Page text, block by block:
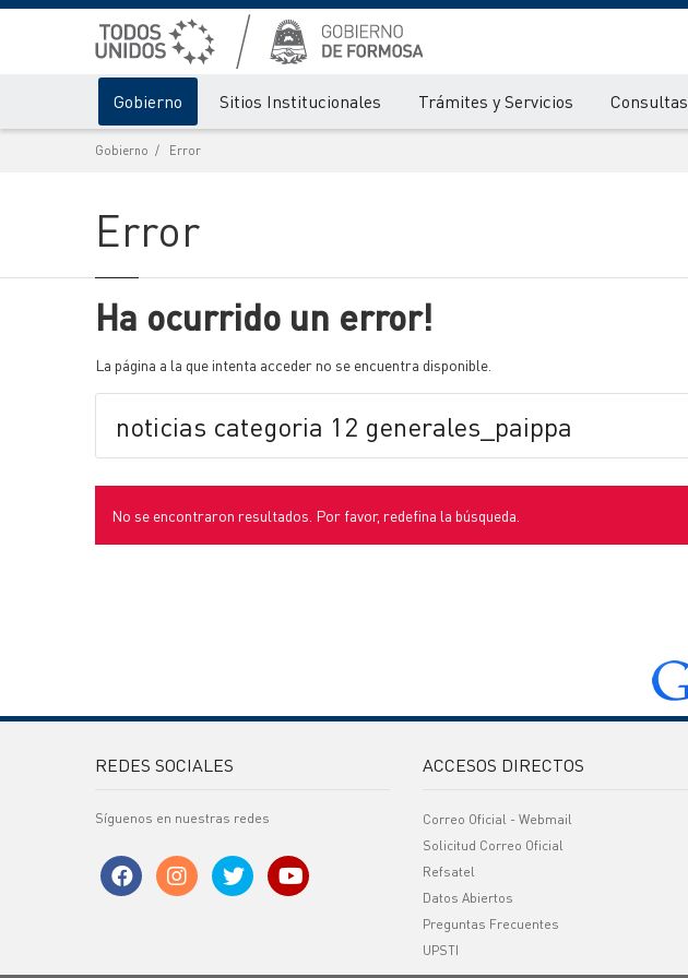
Gobierno Sitios Institucionales Trámites y Servicios Consultas
Gobierno Error
Error
Ha ocurrido un error!
La página a la que intenta acceder no se encuentra disponible.
No se encontraron resultados. Por favor, redefina la búsqueda.
REDES SOCIALES
Síguenos en nuestras redes
ACCESOS DIRECTOS
Correo Oficial - Webmail
Solicitud Correo Oficial
Refsatel
Datos Abiertos
Preguntas Frecuentes
UPSTI